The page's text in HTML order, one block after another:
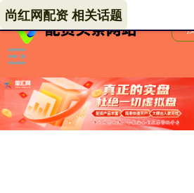
尚红网配资 相关话题